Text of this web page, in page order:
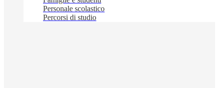
Personale scolastico
Percorsi di studio